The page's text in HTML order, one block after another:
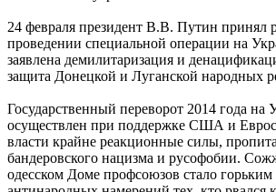
24 февраля президент В.В. Путин принял
проведении специальной операции на
заявлена демилитаризация и
защита Донецкой и Луганской народных
Государственный переворот 2014 года на
осуществлен при поддержке США и
власти крайне реакционные силы,
бандеровского нацизма и русофобии.
одесском Доме профсоюзов стало